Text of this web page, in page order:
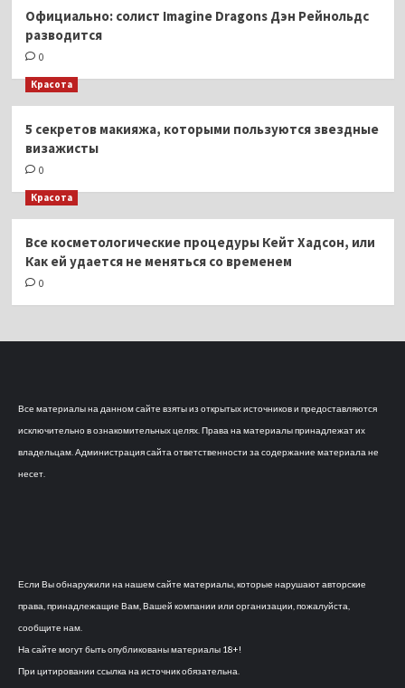
Официально: солист Imagine Dragons Дэн Рейнольдс
разводится
0
Красота
5 секретов макияжа, которыми пользуются звездные
визажисты
0
Красота
Все косметологические процедуры Кейт Хадсон, или
Как ей удается не меняться со временем
0
Все материалы на данном сайте взяты из открытых источников и предоставляются
исключительно в ознакомительных целях. Права на материалы принадлежат их
владельцам. Администрация сайта ответственности за содержание материала не
несет.
Если Вы обнаружили на нашем сайте материалы, которые нарушают авторские
права, принадлежащие Вам, Вашей компании или организации, пожалуйста,
сообщите нам.
На сайте могут быть опубликованы материалы 18+!
При цитировании ссылка на источник обязательна.